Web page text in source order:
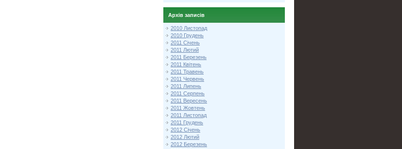
Архів записів
2010 Листопад
2010 Грудень
2011 Січень
2011 Лютий
2011 Березень
2011 Квітень
2011 Травень
2011 Червень
2011 Липень
2011 Серпень
2011 Вересень
2011 Жовтень
2011 Листопад
2011 Грудень
2012 Січень
2012 Лютий
2012 Березень